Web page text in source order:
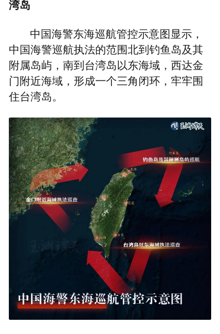
湾岛
中国海警东海巡航管控示意图显示，
中国海警巡航执法的范围北到钓鱼岛及其
附属岛屿，南到台湾岛以东海域，西达金
门附近海域，形成一个三角闭环，牢牢围
住台湾岛。